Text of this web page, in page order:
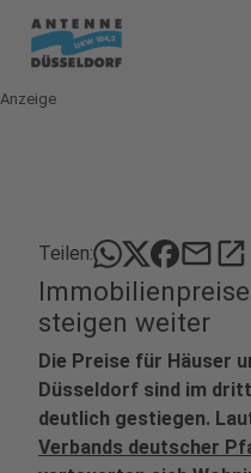
Anzeige
Teilen: mailopen_in_new
steigen weiter
Die Preise für Häuser
Düsseldorf sind im
deutlich gestiegen.
Verbands deutscher